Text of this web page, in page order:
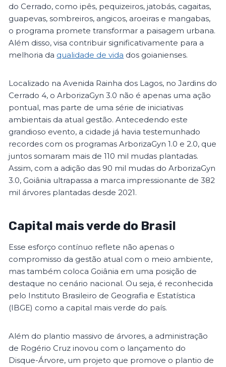
do Cerrado, como ipês, pequizeiros, jatobás, cagaitas,
guapevas, sombreiros, angicos, aroeiras e mangabas,
o programa promete transformar a paisagem urbana.
Além disso, visa contribuir significativamente para a
melhoria da qualidade de vida dos goianienses.
Localizado na Avenida Rainha dos Lagos, no Jardins do
Cerrado 4, o ArborizaGyn 3.0 não é apenas uma ação
pontual, mas parte de uma série de iniciativas
ambientais da atual gestão. Antecedendo este
grandioso evento, a cidade já havia testemunhado
recordes com os programas ArborizaGyn 1.0 e 2.0, que
juntos somaram mais de 110 mil mudas plantadas.
Assim, com a adição das 90 mil mudas do ArborizaGyn
3.0, Goiânia ultrapassa a marca impressionante de 382
mil árvores plantadas desde 2021.
Capital mais verde do Brasil
Esse esforço contínuo reflete não apenas o
compromisso da gestão atual com o meio ambiente,
mas também coloca Goiânia em uma posição de
destaque no cenário nacional. Ou seja, é reconhecida
pelo Instituto Brasileiro de Geografia e Estatística
(IBGE) como a capital mais verde do país.
Além do plantio massivo de árvores, a administração
de Rogério Cruz inovou com o lançamento do
Disque-Árvore, um projeto que promove o plantio de